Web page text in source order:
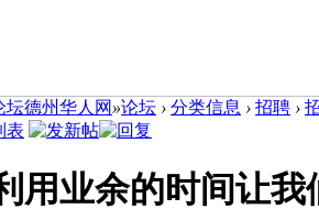
坛德州华人网 »论坛 › 分类信息 › 招聘 ›
表
用业余的时间让